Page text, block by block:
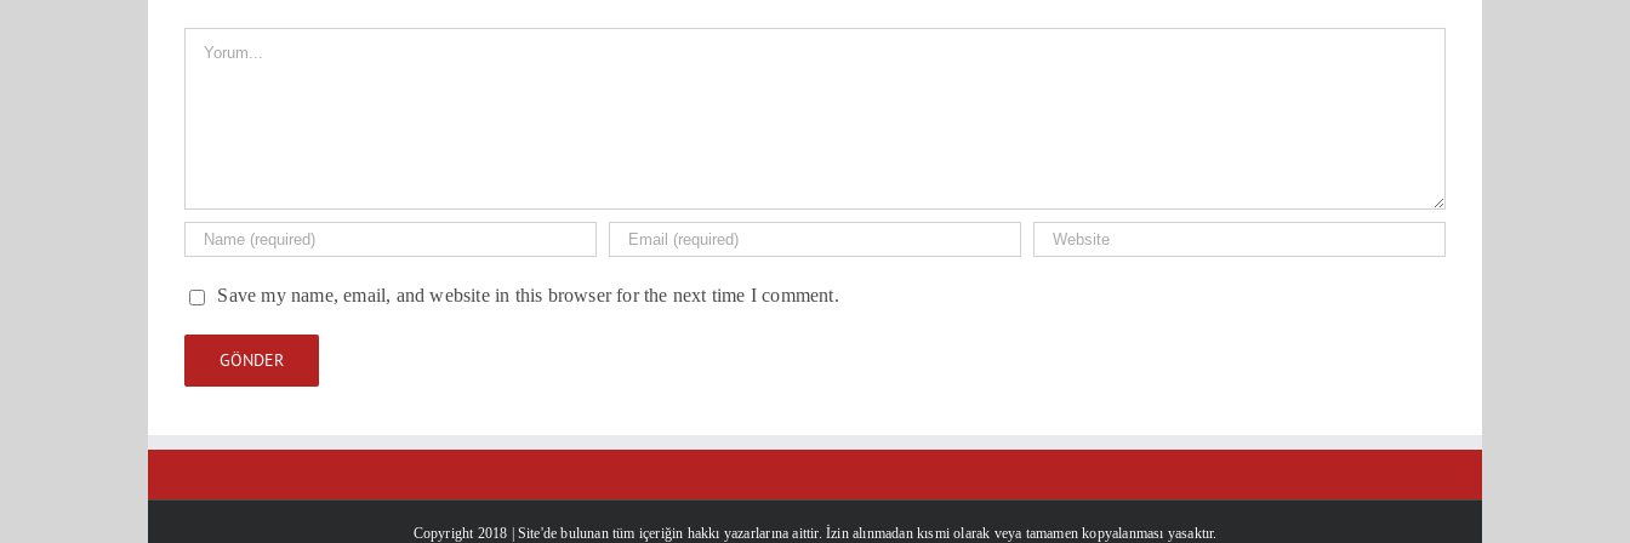
Comment
Save my name, email, and website in this browser for the next time I comment.
Copyright 2018 | Site'de bulunan tüm içeriğin hakkı yazarlarına aittir. İzin alınmadan kısmi olarak veya tamamen kopyalanması yasaktır.